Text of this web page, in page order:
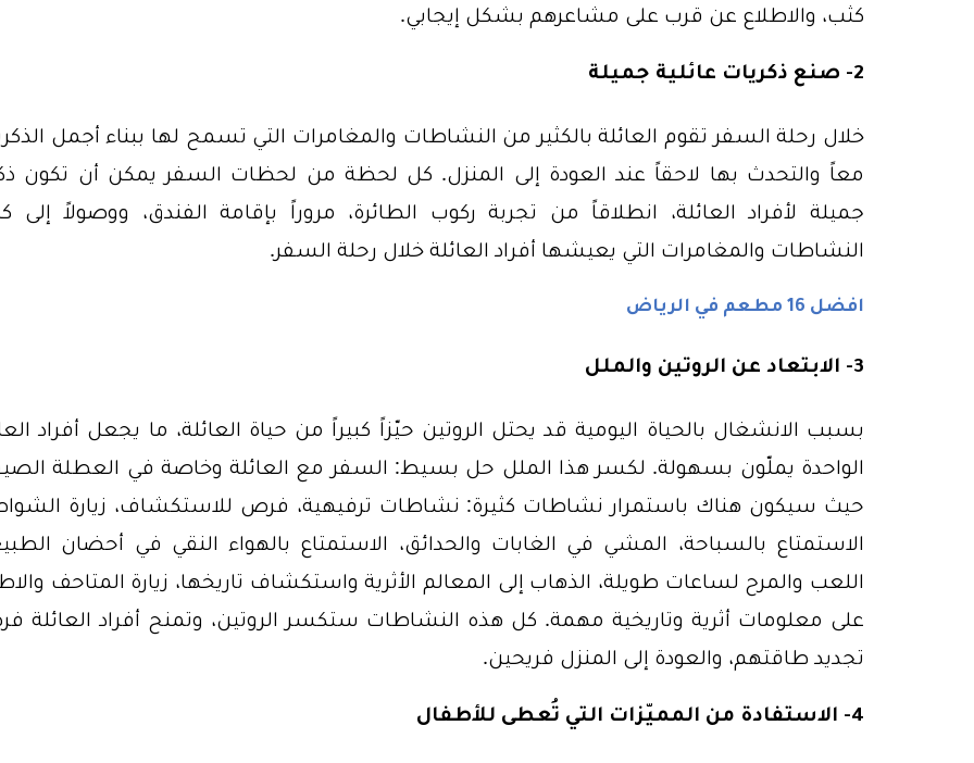
كثب، والاطلاع عن قرب على مشاعرهم بشكل إيجابي.
2- صنع ذكريات عائلية جميلة
خلال رحلة السفر تقوم العائلة بالكثير من النشاطات والمغامرات التي تسمح لها ببناء أجمل
معاً والتحدث بها لاحقاً عند العودة إلى المنزل. كل لحظة من لحظات السفر يمكن أن تكون
جميلة لأفراد العائلة، انطلاقاً من تجربة ركوب الطائرة، مروراً بإقامة الفندق، ووصولاً إلى
النشاطات والمغامرات التي يعيشها أفراد العائلة خلال رحلة السفر.
افضل 16 مطعم في الرياض
3- الابتعاد عن الروتين والملل
بسبب الانشغال بالحياة اليومية قد يحتل الروتين حيّزاً كبيراً من حياة العائلة، ما يجعل أفراد
الواحدة يملّون بسهولة. لكسر هذا الملل حل بسيط: السفر مع العائلة وخاصة في العطلة
حيث سيكون هناك باستمرار نشاطات كثيرة: نشاطات ترفيهية، فرص للاستكشاف، زيارة
الاستمتاع بالسباحة، المشي في الغابات والحدائق، الاستمتاع بالهواء النقي في أحضان
اللعب والمرح لساعات طويلة، الذهاب إلى المعالم الأثرية واستكشاف تاريخها، زيارة المتاحف
على معلومات أثرية وتاريخية مهمة. كل هذه النشاطات ستكسر الروتين، وتمنح أفراد العائلة
تجديد طاقتهم، والعودة إلى المنزل فريحين.
4- الاستفادة من المميّزات التي تُعطى للأطفال